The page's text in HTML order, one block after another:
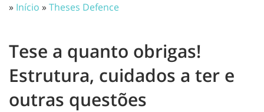
» Início »Theses Defence
Tese a quanto obrigas!
Estrutura, cuidados a ter e
outras questões